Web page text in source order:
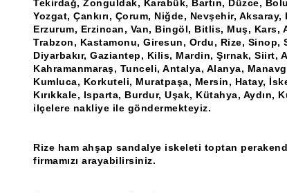
Tekirdağ, Zonguldak, Karabük, Bartın, Düzce,
Yozgat, Çankırı, Çorum, Niğde, Nevşehir, Aksaray,
Erzurum, Erzincan, Van, Bingöl, Bitlis, Muş, Kars,
Trabzon, Kastamonu, Giresun, Ordu, Rize, Sinop,
Diyarbakır, Gaziantep, Kilis, Mardin, Şırnak, Siirt,
Kahramanmaraş, Tunceli, Antalya, Alanya,
Kumluca, Korkuteli, Muratpaşa, Mersin, Hatay,
Kırıkkale, Isparta, Burdur, Uşak, Kütahya, Aydın,
ilçelere nakliye ile göndermekteyiz.
Rize ham ahşap sandalye iskeleti toptan
firmamızı arayabilirsiniz.